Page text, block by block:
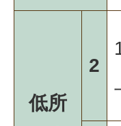
低所
2